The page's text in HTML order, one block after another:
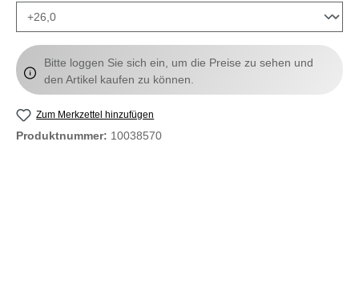
Bitte loggen Sie sich ein, um die Preise zu sehen und
den Artikel kaufen zu können.
Zum Merkzettel hinzufügen
Produktnummer: 10038570